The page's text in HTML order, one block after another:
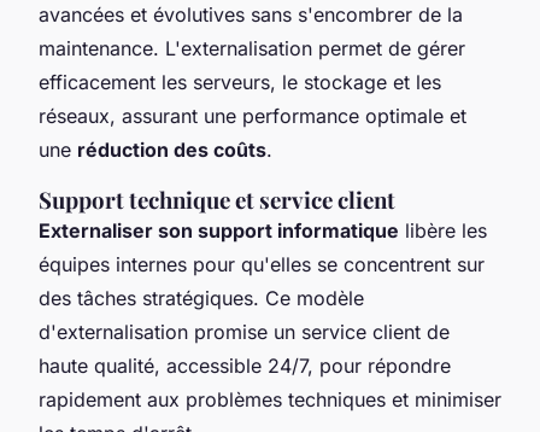
avancées et évolutives sans s'encombrer de la
maintenance. L'externalisation permet de gérer
efficacement les serveurs, le stockage et les
réseaux, assurant une performance optimale et
une réduction des coûts.
Support technique et service client
Externaliser son support informatique libère les
équipes internes pour qu'elles se concentrent sur
des tâches stratégiques. Ce modèle
d'externalisation promise un service client de
haute qualité, accessible 24/7, pour répondre
rapidement aux problèmes techniques et minimiser